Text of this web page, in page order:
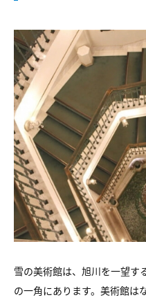
雪の美術館は、旭川を一望す
の一角にあります。美術館は